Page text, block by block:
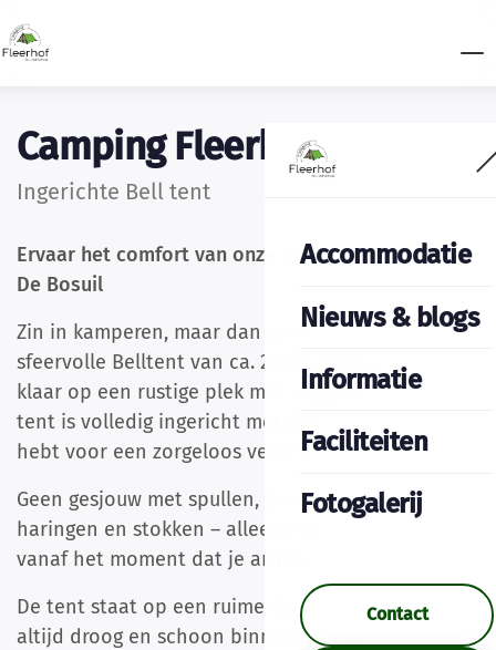
Accommodatie
Nieuws & blogs
Informatie
Faciliteiten
Fotogalerij
Contact
Camping Fleerhof
Ingerichte Bell tent
Ervaar het comfort van onze ingerichte Belltent –
De Bosuil
Zin in kamperen, maar dan comfortabel? Onze
sfeervolle Belltent van ca. 25 m² staat voor je
klaar op een rustige plek met weids uitzicht. De
tent is volledig ingericht met alles wat je nodig
hebt voor een zorgeloos verblijf.
Geen gesjouw met spullen, geen gedoe met
haringen en stokken – alleen maar ontspannen
vanaf het moment dat je arriveert.
De tent staat op een ruime vlonder, waardoor je
altijd droog en schoon binnenstapt. Of je nu 's